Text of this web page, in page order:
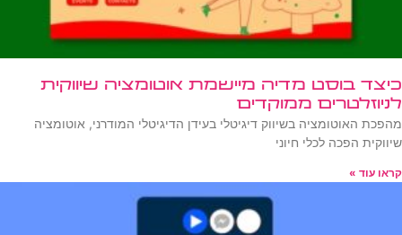
כיצד בוסט מדיה מיישמת אוטומציה שיווקית
לניוזלטרים ממוקדים
מהפכת האוטומציה בשיווק דיגיטלי בעידן הדיגיטלי המודרני, אוטומציה
שיווקית הפכה לכלי חיוני
קראו עוד »